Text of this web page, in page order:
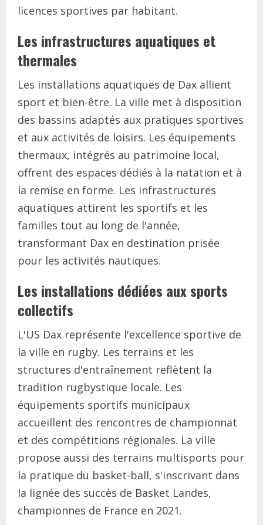
licences sportives par habitant.
Les infrastructures aquatiques et
thermales
Les installations aquatiques de Dax allient
sport et bien-être. La ville met à disposition
des bassins adaptés aux pratiques sportives
et aux activités de loisirs. Les équipements
thermaux, intégrés au patrimoine local,
offrent des espaces dédiés à la natation et à
la remise en forme. Les infrastructures
aquatiques attirent les sportifs et les
familles tout au long de l'année,
transformant Dax en destination prisée
pour les activités nautiques.
Les installations dédiées aux sports
collectifs
L'US Dax représente l'excellence sportive de
la ville en rugby. Les terrains et les
structures d'entraînement reflètent la
tradition rugbystique locale. Les
équipements sportifs municipaux
accueillent des rencontres de championnat
et des compétitions régionales. La ville
propose aussi des terrains multisports pour
la pratique du basket-ball, s'inscrivant dans
la lignée des succès de Basket Landes,
championnes de France en 2021.